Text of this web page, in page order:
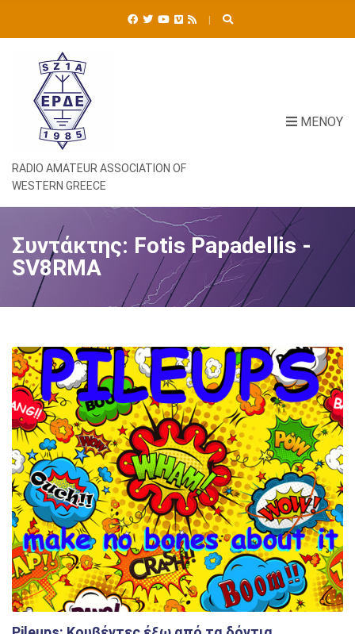
RADIO AMATEUR ASSOCIATION OF
WESTERN GREECE
ΜΕΝΟΎ
Συντάκτης: Fotis Papadellis -
SV8RMA